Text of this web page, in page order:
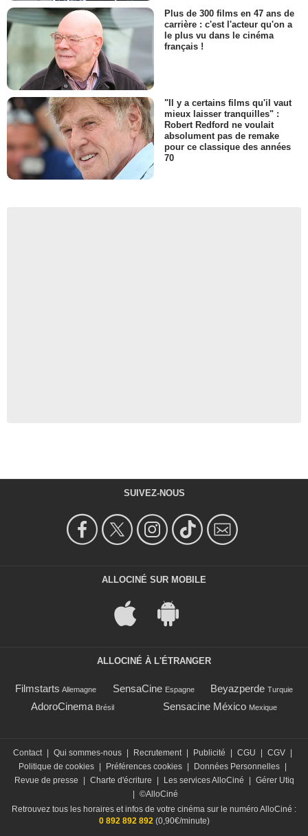
Plus de 300 films en 47 ans de
carrière : c'est l'acteur qu'on a
le plus vu dans le cinéma
français !
"Il y a certains films qu'il vaut
mieux laisser tranquilles" :
Robert Redford ne voulait
absolument pas de remake
pour ce classique des années
70
SUIVEZ-NOUS
ALLOCINÉ SUR MOBILE
ALLOCINÉ À L'ÉTRANGER
Filmstarts Allemagne SensaCine Espagne Beyazperde Turquie
AdoroCinema Brésil Sensacine México Mexique
Contact Qui sommes-nous Recrutement Publicité CGU CGV
Politique de cookies
Préférences cookies Données Personnelles
Revue de presse
Charte d'écriture Les services AlloCiné
Gérer Utiq
©AlloCiné
Retrouvez tous les horaires et infos de votre cinéma sur le numéro AlloCiné :
0 892 892 892(0,90€/minute)